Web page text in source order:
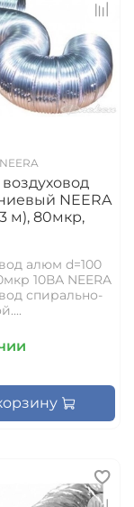
NEERA
м), 80мкр,
алюм d=100
10ВА NEERA
спирально-